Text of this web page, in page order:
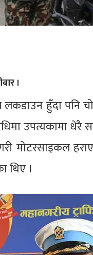
।
लकडाउन हुँदा पनि
उपत्यकामा धेरै
मोटरसाइकल
थिए ।